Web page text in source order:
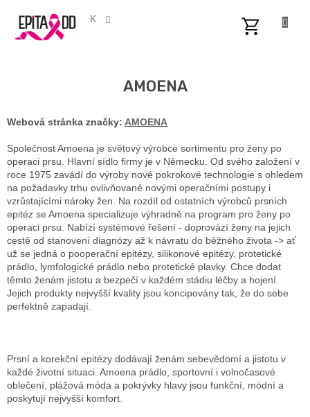
obsah
CZK
AMOENA
Webová stránka značky: AMOENA
Společnost Amoena je světový výrobce sortimentu pro ženy po
operaci prsu. Hlavní sídlo firmy je v Německu. Od svého založení v
roce 1975 zavádí do výroby nové pokrokové technologie s ohledem
na požadavky trhu ovlivňované novými operačními postupy i
vzrůstajícími nároky žen. Na rozdíl od ostatních výrobců prsních
epitéz se Amoena specializuje výhradně na program pro ženy po
operaci prsu. Nabízí systémové řešení - doprovází ženy na jejich
cestě od stanovení diagnózy až k návratu do běžného života -> ať
už se jedná o pooperační epitézy, silikonové epitézy, protetické
prádlo, lymfologické prádlo nebo protetické plavky. Chce dodat
těmto ženám jistotu a bezpečí v každém stádiu léčby a hojení.
Jejich produkty nejvyšší kvality jsou koncipovány tak, že do sebe
perfektně zapadají.
Prsní a korekční epitézy dodávají ženám sebevědomí a jistotu v
každé životní situaci. Amoena prádlo, sportovní i volnočasové
oblečení, plážová móda a pokrývky hlavy jsou funkční, módní a
poskytují nejvyšší komfort.